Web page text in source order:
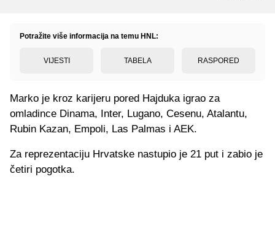
Potražite više informacija na temu HNL:
VIJESTI TABELA RASPORED
Marko je kroz karijeru pored Hajduka igrao za
omladince Dinama, Inter, Lugano, Cesenu, Atalantu,
Rubin Kazan, Empoli, Las Palmas i AEK.
Za reprezentaciju Hrvatske nastupio je 21 put i zabio je
četiri pogotka.